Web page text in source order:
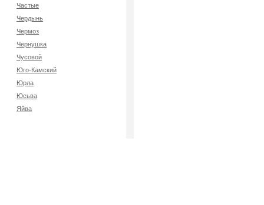
Частые
Чердынь
Чермоз
Чернушка
Чусовой
Юго-Камский
Юрла
Юсьва
Яйва